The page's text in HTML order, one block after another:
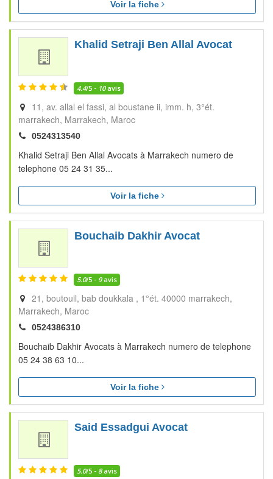
Voir la fiche
Khalid Setraji Ben Allal Avocat
4.4/5 - 10avis
11, av. allal el fassi, al boustane ii, imm. h, 3°ét.
marrakech Marrakech Maroc
0524313540
Khalid Setraji Ben Allal Avocats à Marrakech numero de
telephone 05 24 31 35...
Voir la fiche
Bouchaib Dakhir Avocat
5.0/5 - 9avis
21, boutouil, bab doukkala , 1°ét. 40000 marrakech
Marrakech Maroc
0524386310
Bouchaib Dakhir Avocats à Marrakech numero de telephone
05 24 38 63 10...
Voir la fiche
Said Essadgui Avocat
5.0/5 - 8avis